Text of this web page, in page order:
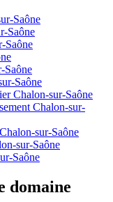
Saône
Saône
Saône
Saône
Saône
Chalon-sur-Saône
Chalon-sur-
sur-Saône
sur-Saône
Saône
domaine